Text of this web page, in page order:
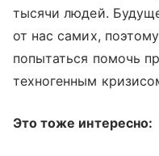
тысячи людей.
от нас самих,
попытаться помочь
техногенным
Это тоже интересно: